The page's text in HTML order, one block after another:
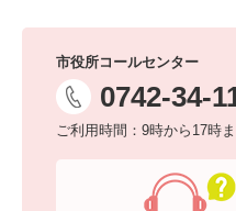
市役所コールセンター
0742-34-
ご利用時間：9時から17時